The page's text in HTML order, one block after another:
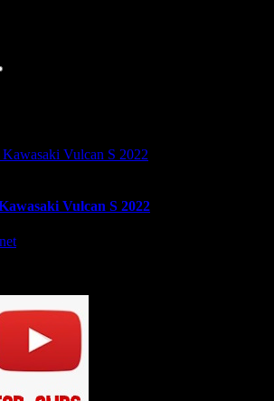
Vulcan S 2022